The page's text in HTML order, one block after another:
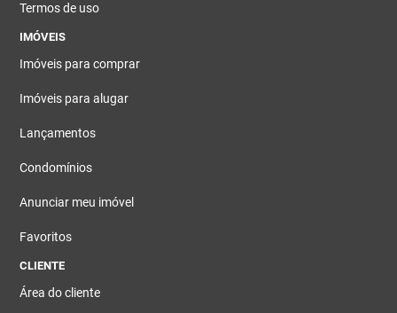
Termos de uso
IMÓVEIS
Imóveis para comprar
Imóveis para alugar
Lançamentos
Condomínios
Anunciar meu imóvel
Favoritos
CLIENTE
Área do cliente